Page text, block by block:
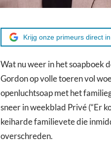
Krijg onze primeurs direct
Wat nu weer in het soapboek
Gordon op volle toeren vol
openluchtsoap met het
sneer in weekblad Privé (“Er
keiharde familievete die
overschreden.